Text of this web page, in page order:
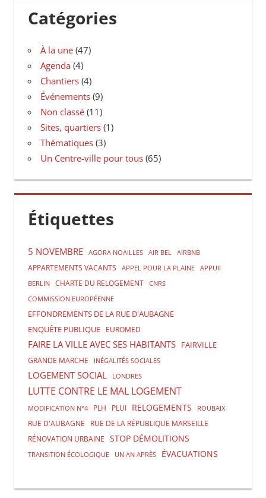
Catégories
À la une (47)
Agenda (4)
Chantiers (4)
Événements (9)
Non classé (11)
Sites, quartiers (1)
Thématiques (3)
Un Centre-ville pour tous (65)
Étiquettes
5 NOVEMBRE AGORA NOAILLES AIR BEL AIRBNB
APPARTEMENTS VACANTS APPEL POUR LA PLAINE
APPUII
BERLIN
CHARTE DU RELOGEMENT
CNRS
COMMISSION EUROPÉENNE
EFFONDREMENTS DE LA RUE D'AUBAGNE
ENQUÊTE PUBLIQUE
EUROMED
FAIRE LA VILLE AVEC SES HABITANTS FAIRVILLE
GRANDE MARCHE INÉGALITÉS SOCIALES
LOGEMENT SOCIAL LONDRES
LUTTE CONTRE LE MAL LOGEMENT
MODIFICATION N°4 PLH PLUI RELOGEMENTS ROUBAIX
RUE D'AUBAGNE
RUE DE LA RÉPUBLIQUE MARSEILLE
RÉNOVATION URBAINE
STOP DÉMOLITIONS
TRANSITION ÉCOLOGIQUE UN AN APRÈS ÉVACUATIONS